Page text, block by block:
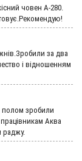
човен А-280.
за два
і відношенням
полом зробили
Аква
раджу.